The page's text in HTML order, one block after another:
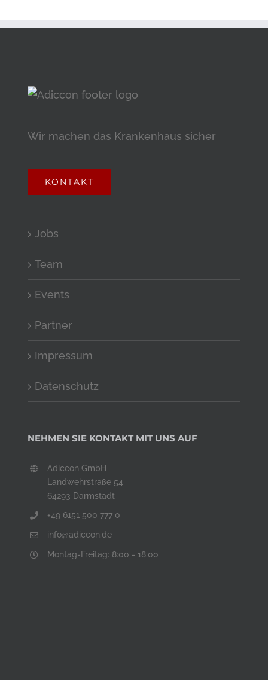
Wir machen das Krankenhaus sicher
KONTAKT
Jobs
Team
Events
Partner
Impressum
Datenschutz
NEHMEN SIE KONTAKT MIT UNS AUF
Adiccon GmbH
Landwehrstraße 54
64293 Darmstadt
+49 6151 500 777 0
info@adiccon.de
Montag-Freitag: 8:00 - 18:00